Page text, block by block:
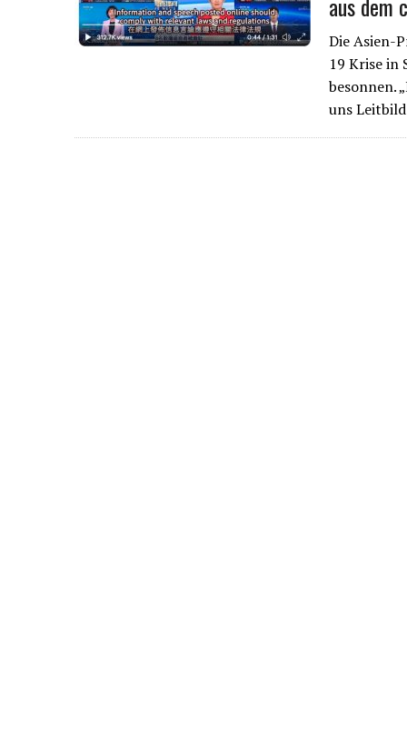
10. MÄRZ 2021 | DER RIKSCHA-REPORTER – ALLE VIDEO-LINKS AUF
Die Asien-
19 Krise in
besonnen.
uns